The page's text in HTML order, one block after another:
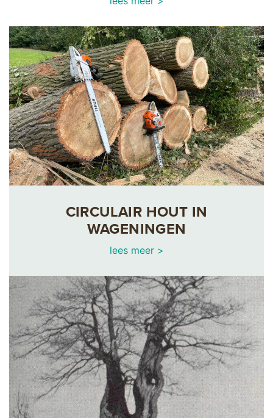
CIRCULAIR HOUT IN
WAGENINGEN
lees meer >